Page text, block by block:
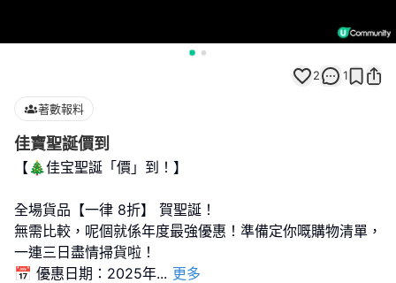
2 1
著數報料
佳寶聖誕價到
【🎄佳宝聖誕「價」到！】
全場貨品【一律 8折】 賀聖誕！
無需比較，呢個就係年度最強優惠！準備定你嘅購物清單，
一連三日盡情掃貨啦！
📅 優惠日期：2025年... 更多